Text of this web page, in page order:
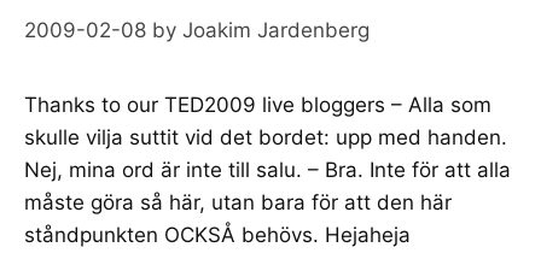
2009-02-08 by Joakim Jardenberg
Thanks to our TED2009 live bloggers – Alla som
skulle vilja suttit vid det bordet: upp med handen.
Nej, mina ord är inte till salu. – Bra. Inte för att alla
måste göra så här, utan bara för att den här
ståndpunkten OCKSÅ behövs. Hejaheja